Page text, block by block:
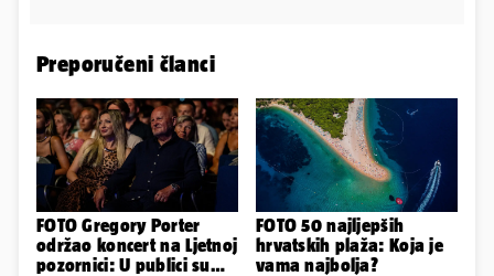
Preporučeni članci
FOTO Gregory Porter
održao koncert na Ljetnoj
pozornici: U publici su
FOTO 50 najljepših
hrvatskih plaža: Koja je
vama najbolja?